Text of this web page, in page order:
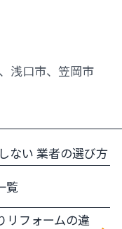
浅口市、笠岡市
ない 業者の選び方
覧
リフォームの違